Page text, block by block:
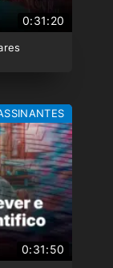
0:31:20
0:31:50